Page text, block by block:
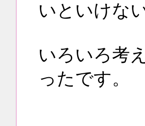
いといけな
いろいろ考
ったです。